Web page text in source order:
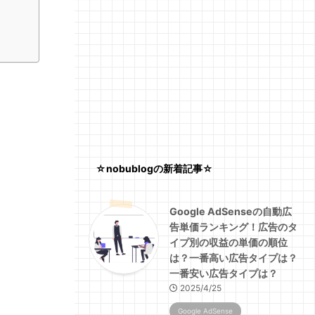
☆nobublogの新着記事☆
Google AdSenseの自動広
告単価ランキング！広告のタ
イプ別の収益の単価の順位
は？一番高い広告タイプは？
一番安い広告タイプは？
2025/4/25
Google AdSense